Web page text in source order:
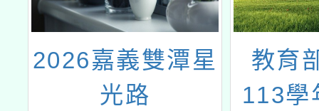
2026嘉義雙潭星
光路
教育
113學